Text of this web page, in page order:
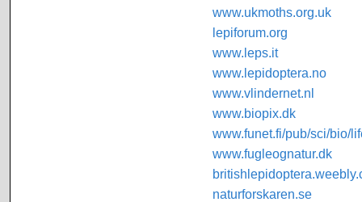
www.ukmoths.org.uk
lepiforum.org
www.leps.it
www.lepidoptera.no
www.vlindernet.nl
www.biopix.dk
www.funet.fi/pub/sci/bio/
www.fugleognatur.dk
naturforskaren.se